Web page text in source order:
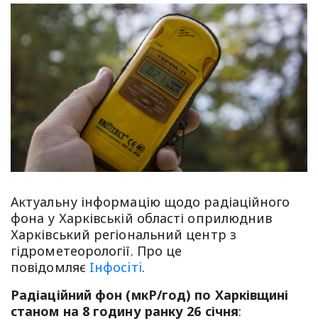
Актуальну інформацію щодо радіаційного
фона у Харківській області оприлюднив
Харківський регіональний центр з
гідрометеорології. Про це
повідомляє Iнфосiтi.
Радіаційний фон (мкР/год) по Харківщині
станом на 8 годину ранку 26 січня: